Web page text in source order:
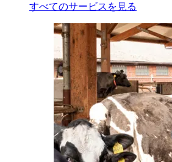
すべてのサービスを見る